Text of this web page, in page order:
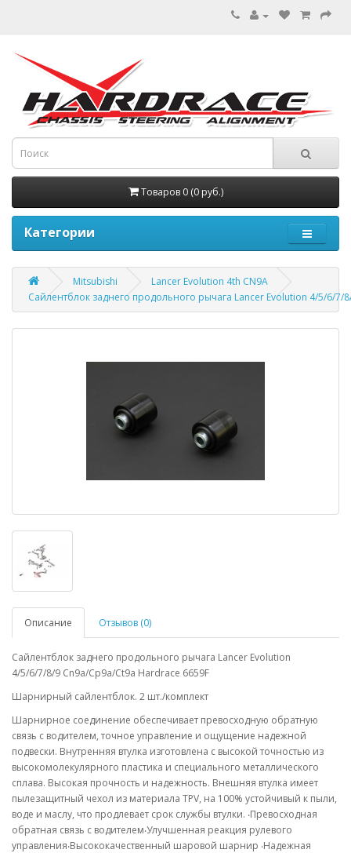
Товаров 0 (0 руб.)
Категории
Mitsubishi
Lancer Evolution 4th CN9A
Сайлентблок заднего продольного рычага Lancer Evolution 4/5/6/7/
Описание Отзывов (0)
Сайлентблок заднего продольного рычага Lancer Evolution
4/5/6/7/8/9 Cn9a/Cp9a/Ct9a Hardrace 6659F
Шарнирный сайлентблок. 2 шт./комплект
Шарнирное соединение обеспечивает превосходную обратную
связь с водителем, точное управление и ощущение надежной
подвески. Внутренняя втулка изготовлена с высокой точностью из
высокомолекулярного пластика и специального металлического
сплава. Высокая прочность и надежность. Внешняя втулка имеет
пылезащитный чехол из материала TPV, на 100% устойчивый к пыли,
воде и маслу, что продлевает срок службы втулки. ‧Превосходная
обратная связь с водителем‧Улучшенная реакция рулевого
управления‧Высококачественный шаровой шарнир ‧Надежная